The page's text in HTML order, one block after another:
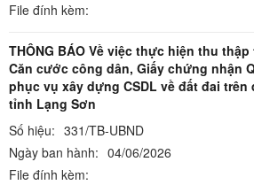
File đính kèm:
THÔNG BÁO Về việc thực hiện thu
Căn cước công dân, Giấy chứng nhận
phục vụ xây dựng CSDL về đất đai trên
tỉnh Lạng Sơn
Số hiệu: 331/TB-UBND
Ngày ban hành: 04/06/2026
File đính kèm: